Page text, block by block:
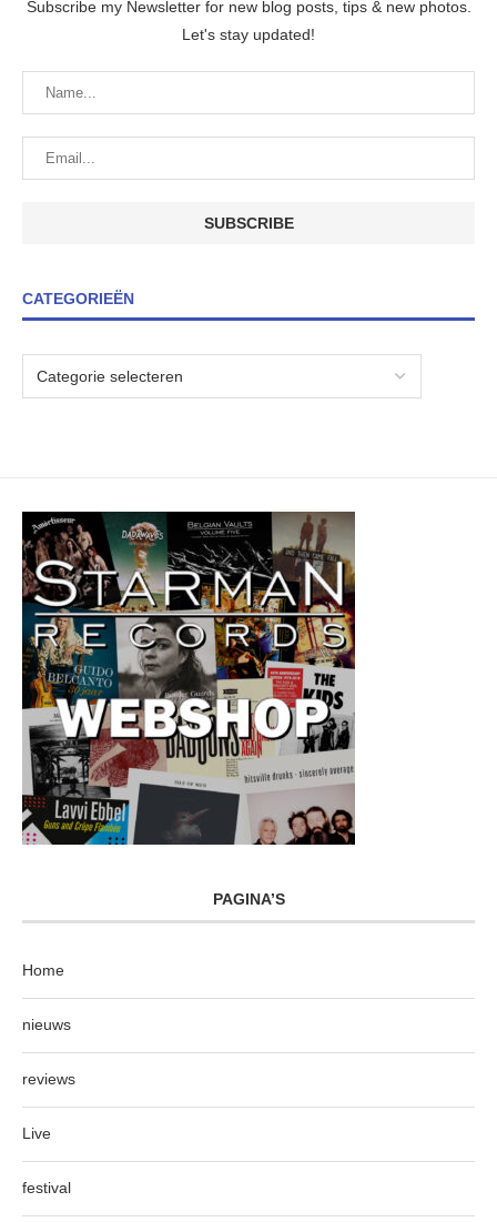
Subscribe my Newsletter for new blog posts, tips & new photos.
Let's stay updated!
CATEGORIEËN
PAGINA’S
Home
nieuws
reviews
Live
festival